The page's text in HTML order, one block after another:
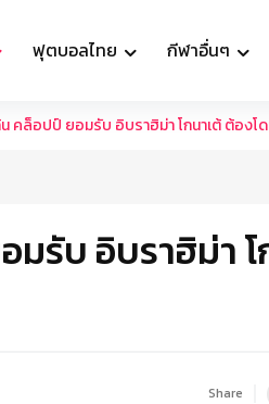
ฟุตบอลไทย กีฬาอื่นๆ
น คล็อปป์ ยอมรับ อิบราฮิม่า โกนาเต้ ต้องโ
มรับ อิบราฮิม่า โ
Share